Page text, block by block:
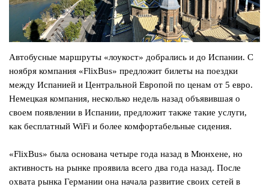
Автобусные маршруты «лоукост» добрались и до Испании. С
ноября компания «FlixBus» предложит билеты на поездки
между Испанией и Центральной Европой по ценам от 5 евро.
Немецкая компания, несколько недель назад объявившая о
своем появлении в Испании, предложит также такие услуги,
как бесплатный WiFi и более комфортабельные сидения.
«FlixBus» была основана четыре года назад в Мюнхене, но
активность на рынке проявила всего два года назад. После
охвата рынка Германии она начала развитие своих сетей в